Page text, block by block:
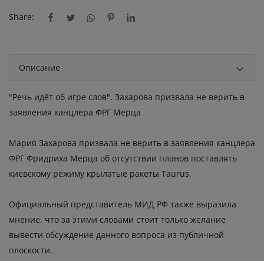
Share:
Описание
"Речь идёт об игре слов". Захарова призвала не верить в
заявления канцлера ФРГ Мерца
Мария Захарова призвала не верить в заявления канцлера
ФРГ Фридриха Мерца об отсутствии планов поставлять
киевскому режиму крылатые ракеты Taurus.
Официальный представитель МИД РФ также выразила
мнение, что за этими словами стоит только желание
вывести обсуждение данного вопроса из публичной
плоскости.